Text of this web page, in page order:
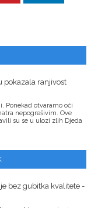
pokazala ranjivost
Ponekad otvaramo oči
nepogrešivim. Ove
su se u ulozi zlih Djeda
bez gubitka kvalitete -